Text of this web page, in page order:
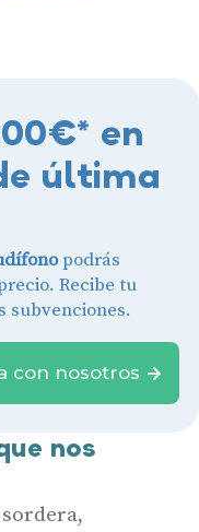
en
última
podrás
Recibe tu
subvenciones.
con nosotros
nos